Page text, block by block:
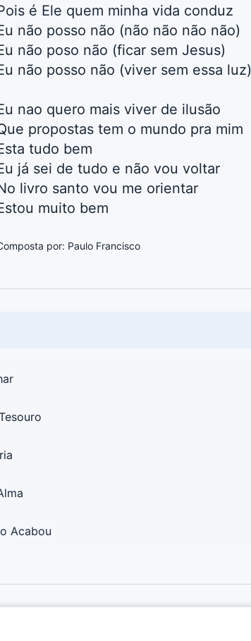
é Ele quem minha vida conduz
não posso não (não não não não)
não poso não (ficar sem Jesus)
não posso não (viver sem essa luz)
nao quero mais viver de ilusão
propostas tem o mundo pra mim
tudo bem
já sei de tudo e não vou voltar
livro santo vou me orientar
muito bem
por: Paulo Francisco
Acabou